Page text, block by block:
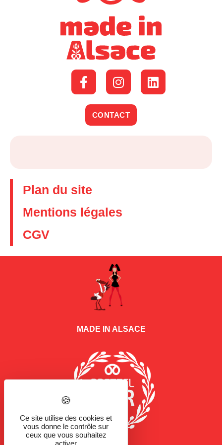
CONTACT
Plan du site
Mentions légales
CGV
MADE IN ALSACE
Ce site utilise des cookies et
vous donne le contrôle sur
ceux que vous souhaitez
activer